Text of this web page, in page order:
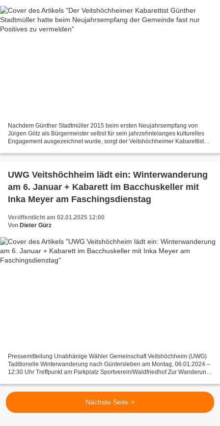
Nachdem Günther Stadtmüller 2015 beim ersten Neujahrsempfang von
Jürgen Götz als Bürgermeister selbst für sein jahrzehntelanges kulturelles
Engagement ausgezeichnet wurde, sorgt der Veitshöchheimer Kabarettist
UWG Veitshöchheim lädt ein: Winterwanderung
am 6. Januar + Kabarett im Bacchuskeller mit
Inka Meyer am Faschingsdienstag
Veröffentlicht am 02.01.2025 12:00
Von Dieter Gürz
Pressemitteilung Unabhänige Wähler Gemeinschaft Veitshöchheim (UWG)
Taditionelle Winterwanderung nach Güntersleben am Montag, 06.01.2024 –
12:30 Uhr Treffpunkt am Parkplatz Sportverein/Waldfriedhof Zur Wanderung
Nächste Seite >